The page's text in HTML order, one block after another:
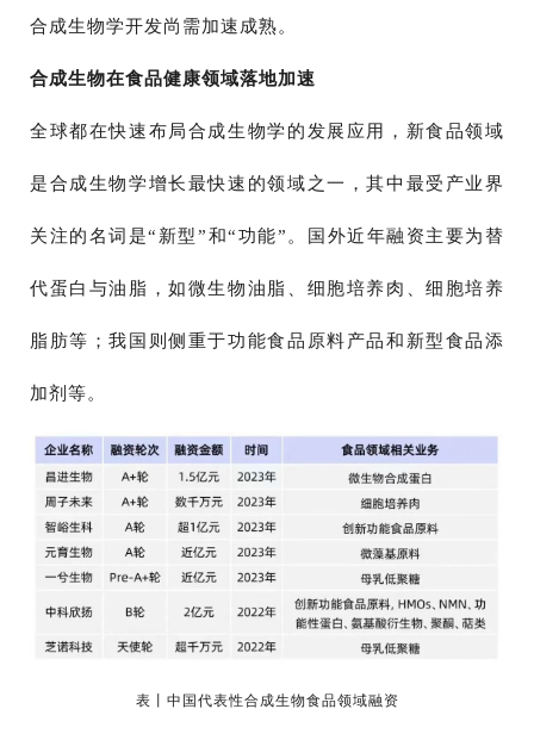
合成生物学开发尚需加速成熟。
合成生物在食品健康领域落地加速
全球都在快速布局合成生物学的发展应用，新食品领域
是合成生物学增长最快速的领域之一，其中最受产业界
关注的名词是“新型”和“功能”。国外近年融资主要为替
代蛋白与油脂，如微生物油脂、细胞培养肉、细胞培养
脂肪等；我国则侧重于功能食品原料产品和新型食品添
加剂等。
表丨中国代表性合成生物食品领域融资